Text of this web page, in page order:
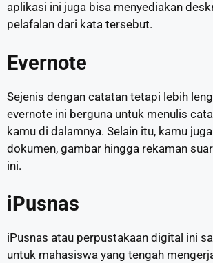
aplikasi ini juga bisa menyediakan
pelafalan dari kata tersebut.
Evernote
Sejenis dengan catatan tetapi lebih
evernote ini berguna untuk menulis
kamu di dalamnya. Selain itu, kamu
dokumen, gambar hingga rekaman
ini.
iPusnas
iPusnas atau perpustakaan digital ini
untuk mahasiswa yang tengah